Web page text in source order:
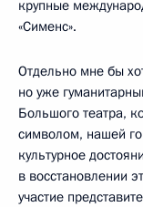
крупные
«Сименс».
Отдельно мне бы
но уже
Большого театра,
символом, нашей
культурное
в восстановлении
участие